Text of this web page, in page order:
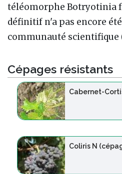
téléomorphe Botryotinia
définitif n'a pas encore
communauté scientifique
Cépages résistants
Cabernet-
Coliris N